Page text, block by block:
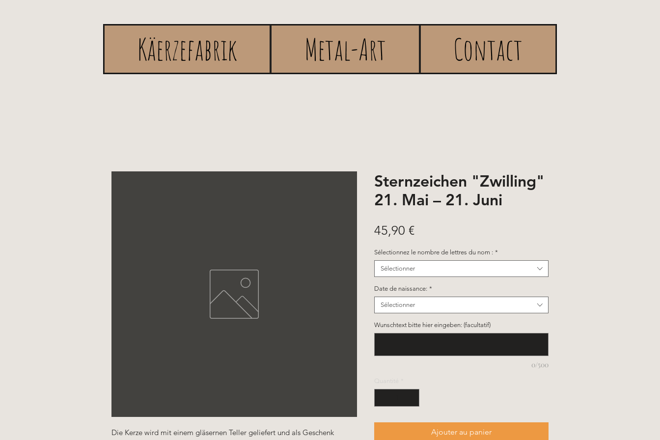
Käerzefabrik Metal-Art Contact
Die Kerze wird mit einem gläsernen Teller geliefert und als Geschenk
Sternzeichen "Zwilling"
21. Mai – 21. Juni
45,90 €Prix
Sélectionnez le nombre de lettres du nom : *
Sélectionner
Date de naissance: *
Sélectionner
Wunschtext bitte hier eingeben: (facultatif)
0/500
Quantité
Ajouter au panier